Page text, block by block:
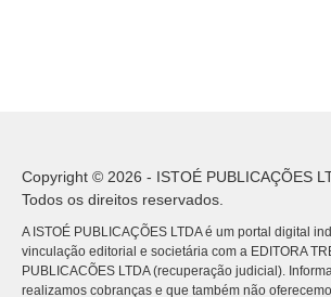
Copyright © 2026 - ISTOÉ PUBLICAÇÕES
Todos os direitos reservados.
A ISTOÉ PUBLICAÇÕES LTDA é um portal digital
vinculação editorial e societária com a EDITORA
PUBLICACÕES LTDA (recuperação judicial).
realizamos cobranças e que também não